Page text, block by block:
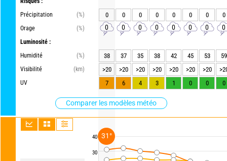
Précipitation
(%)
Orage
(%)
Luminosité :
Humidité
(%)
Visibilité
(km)
UV
Comparer les modèles météo
40
30
0 0 0 0 0 0 0 0
0 0 0 0 0 0 0 0
38 37 35 38 42 45 53
59
>20
>20 >20 >20 >20 >20 >20
7
6 4 3 1 0 0 0
31°